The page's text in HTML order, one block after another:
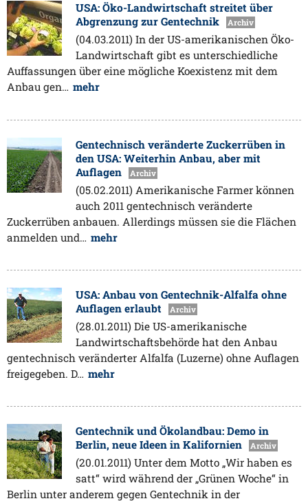
USA: Öko-Landwirtschaft streitet über
Abgrenzung zur Gentechnik
Archiv
(04.03.2011) In der US-amerikanischen Öko-
Landwirtschaft gibt es unterschiedliche
Auffassungen über eine mögliche Koexistenz mit dem
Anbau gen… mehr
Gentechnisch veränderte Zuckerrüben in
den USA: Weiterhin Anbau, aber mit
Auflagen
Archiv
(05.02.2011) Amerikanische Farmer können
auch 2011 gentechnisch veränderte
Zuckerrüben anbauen. Allerdings müssen sie die Flächen
anmelden und… mehr
USA: Anbau von Gentechnik-Alfalfa ohne
Auflagen erlaubt
Archiv
(28.01.2011) Die US-amerikanische
Landwirtschaftsbehörde hat den Anbau
gentechnisch veränderter Alfalfa (Luzerne) ohne Auflagen
freigegeben. D… mehr
Gentechnik und Ökolandbau: Demo in
Berlin, neue Ideen in Kalifornien
Archiv
(20.01.2011) Unter dem Motto „Wir haben es
satt“ wird während der „Grünen Woche“ in
Berlin unter anderem gegen Gentechnik in der